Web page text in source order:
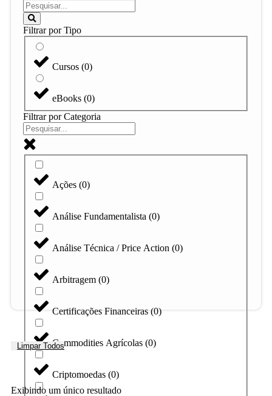
Filtrar por Tipo
Cursos (0)
eBooks (0)
Filtrar por Categoria
Ações (0)
Análise Fundamentalista (0)
Análise Técnica / Price Action (0)
Arbitragem (0)
Certificações Financeiras (0)
Commodities Agrícolas (0)
Criptomoedas (0)
Limpar Todos
Exibindo um único resultado